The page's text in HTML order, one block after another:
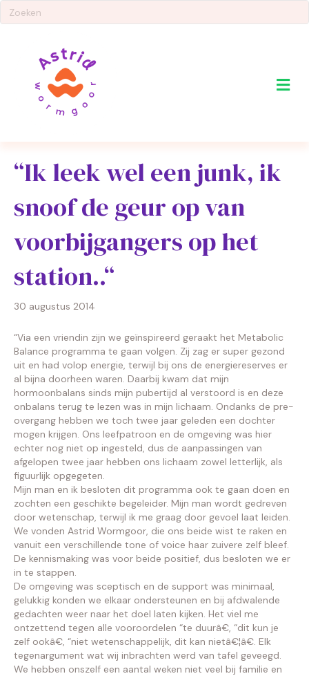
“Ik leek wel een junk, ik
snoof de geur op van
voorbijgangers op het
station..“
30 augustus 2014
“Via een vriendin zijn we geïnspireerd geraakt het Metabolic
Balance programma te gaan volgen. Zij zag er super gezond
uit en had volop energie, terwijl bij ons de energiereserves er
al bijna doorheen waren. Daarbij kwam dat mijn
hormoonbalans sinds mijn pubertijd al verstoord is en deze
onbalans terug te lezen was in mijn lichaam. Ondanks de pre-
overgang hebben we toch twee jaar geleden een dochter
mogen krijgen. Ons leefpatroon en de omgeving was hier
echter nog niet op ingesteld, dus de aanpassingen van
afgelopen twee jaar hebben ons lichaam zowel letterlijk, als
figuurlijk opgegeten.
Mijn man en ik besloten dit programma ook te gaan doen en
zochten een geschikte begeleider. Mijn man wordt gedreven
door wetenschap, terwijl ik me graag door gevoel laat leiden.
We vonden Astrid Wormgoor, die ons beide wist te raken en
vanuit een verschillende tone of voice haar zuivere zelf bleef.
De kennismaking was voor beide positief, dus besloten we er
in te stappen.
De omgeving was sceptisch en de support was minimaal,
gelukkig konden we elkaar ondersteunen en bij afdwalende
gedachten weer naar het doel laten kijken. Het viel me
ontzettend tegen alle vooroordelen “te duurâ€, “dit kun je
zelf ookâ€, “niet wetenschappelijk, dit kan nietâ€¦â€. Elk
tegenargument wat wij inbrachten werd van tafel geveegd.
We hebben onszelf een aantal weken niet veel bij familie en